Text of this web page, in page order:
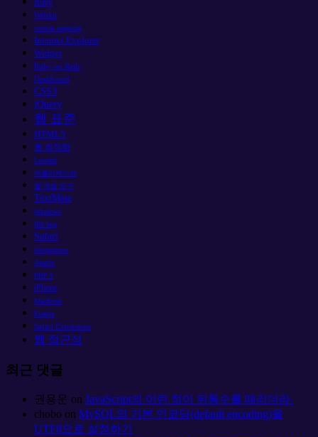
Ruby
Webkit
version targeting
Internet Explorer
Widget
Ruby on Rails
Dashboard
CSS3
jQuery
웹 표준
HTML5
웹 최적화
Leopard
어플리케이션
웹 개발 도구
TextMate
Windows
IE6 bug
Safari
blueprintcss
Apache
PHP 5
iPhone
MacBook
Firefox
Safari Extensions
웹 접근성
최근 댓글
권용운 on JavaScript의 이런 점이 뒤통수를 때리더라.
chobo on MySQL의 기본 인코딩(default encoding)을
UTF8으로 설정하기